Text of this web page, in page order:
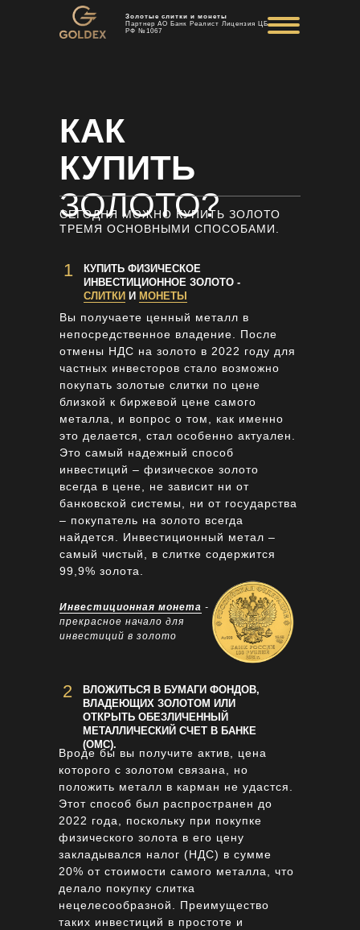
Золотые слитки и монеты
Партнер АО Банк Реалист Лицензия ЦБ
РФ №1067
КАК
КУПИТЬ
ЗОЛОТО?
СЕГОДНЯ МОЖНО КУПИТЬ ЗОЛОТО
ТРЕМЯ ОСНОВНЫМИ СПОСОБАМИ.
Вы получаете ценный металл в
непосредственное владение. После
отмены НДС на золото в 2022 году для
частных инвесторов стало возможно
покупать золотые слитки по цене
близкой к биржевой цене самого
металла, и вопрос о том, как именно
это делается, стал особенно актуален.
Это самый надежный способ
инвестиций – физическое золото
всегда в цене, не зависит ни от
банковской системы, ни от государства
– покупатель на золото всегда
найдется. Инвестиционный метал –
самый чистый, в слитке содержится
99,9% золота.
Вроде бы вы получите актив, цена
которого с золотом связана, но
положить металл в карман не удастся.
Этот способ был распространен до
2022 года, поскольку при покупке
физического золота в его цену
закладывался налог (НДС) в сумме
20% от стоимости самого металла, что
делало покупку слитка
нецелесообразной. Преимущество
таких инвестиций в простоте и
КУПИТЬ ФИЗИЧЕСКОЕ
ИНВЕСТИЦИОННОЕ ЗОЛОТО -
СЛИТКИ И МОНЕТЫ
ВЛОЖИТЬСЯ В БУМАГИ ФОНДОВ,
ВЛАДЕЮЩИХ ЗОЛОТОМ ИЛИ
ОТКРЫТЬ ОБЕЗЛИЧЕННЫЙ
МЕТАЛЛИЧЕСКИЙ СЧЕТ В БАНКЕ
(ОМС).
1
2
Инвестиционная монета -
прекрасное начало для
инвестиций в золото